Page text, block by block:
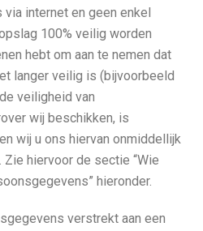
internet en geen enkel
100% veilig worden
hebt om aan te nemen dat
langer veilig is (bijvoorbeeld
veiligheid van
wij beschikken, is
wij u ons hiervan onmiddellijk
hiervoor de sectie “Wie
hieronder.
verstrekt aan een